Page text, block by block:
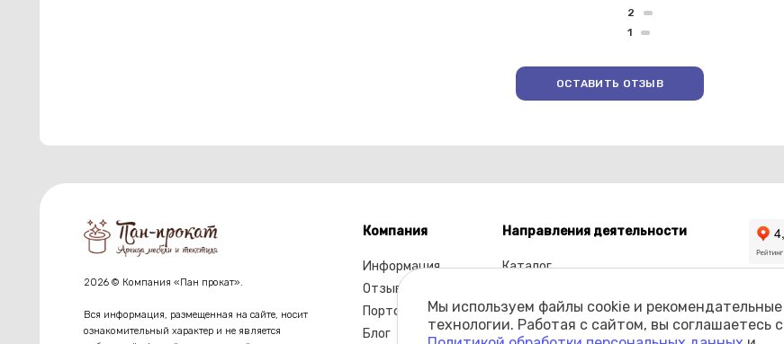
1
2
ОСТАВИТЬ ОТЗЫВ
2026 © Компания «Пан прокат».
Вся информация, размещенная на сайте, носит
ознакомительный характер и не является
Компания
Информация
Отзывы
Портфолио
Блог
Направления деятельности
Каталог
Мы используем файлы cookie и рекомендательные
технологии. Работая с сайтом, вы соглашаетесь с